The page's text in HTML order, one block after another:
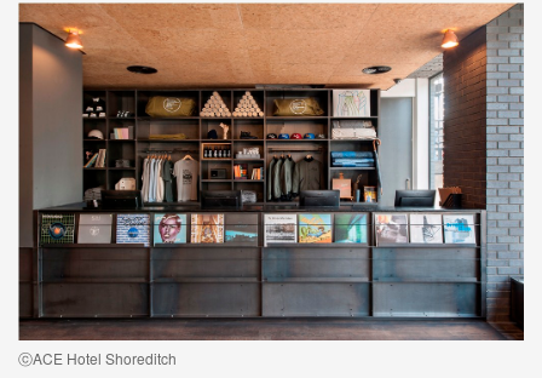
ⓒACE Hotel Shoreditch